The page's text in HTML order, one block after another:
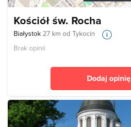
Kościół św. Rocha
Białystok 27 km od Tykocin
Brak opinii
Dodaj opinię